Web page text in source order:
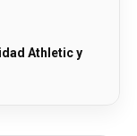
Athletic y